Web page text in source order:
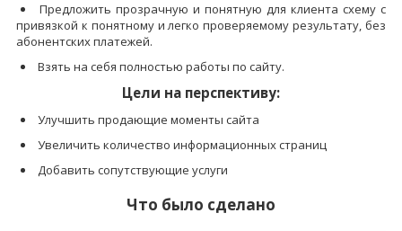
Предложить прозрачную и понятную для клиента схему с
привязкой к понятному и легко проверяемому результату, без
абонентских платежей.
Взять на себя полностью работы по сайту.
Цели на перспективу:
Улучшить продающие моменты сайта
Увеличить количество информационных страниц
Добавить сопутствующие услуги
Что было сделано